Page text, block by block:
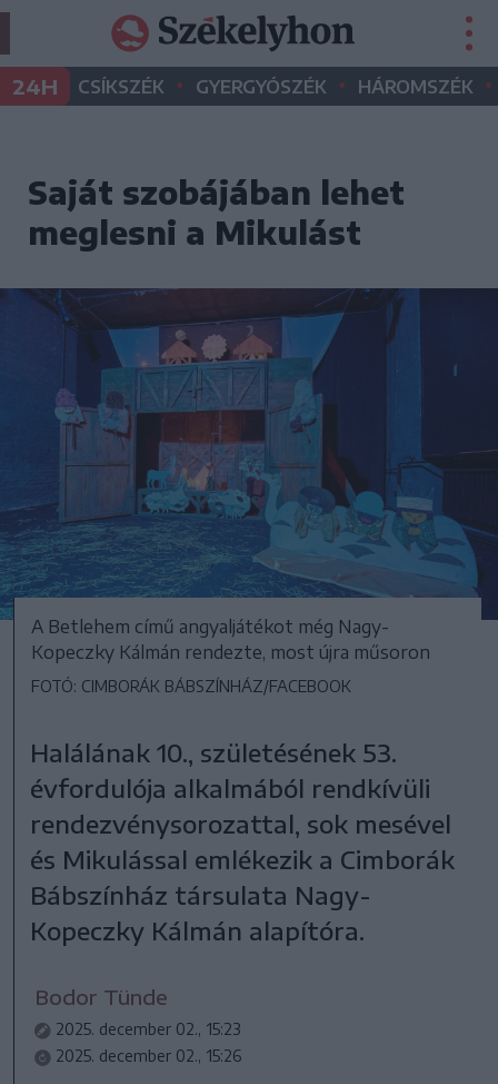
24H CSÍKSZÉK • GYERGYÓSZÉK • HÁROMSZÉK •
Saját szobájában lehet
meglesni a Mikulást
A Betlehem című angyaljátékot még Nagy-
Kopeczky Kálmán rendezte, most újra műsoron
FOTÓ: CIMBORÁK BÁBSZÍNHÁZ/FACEBOOK
Halálának 10., születésének 53.
évfordulója alkalmából rendkívüli
rendezvénysorozattal, sok mesével
és Mikulással emlékezik a Cimborák
Bábszínház társulata Nagy-
Kopeczky Kálmán alapítóra.
Bodor Tünde
2025. december 02., 15:23
2025. december 02., 15:26